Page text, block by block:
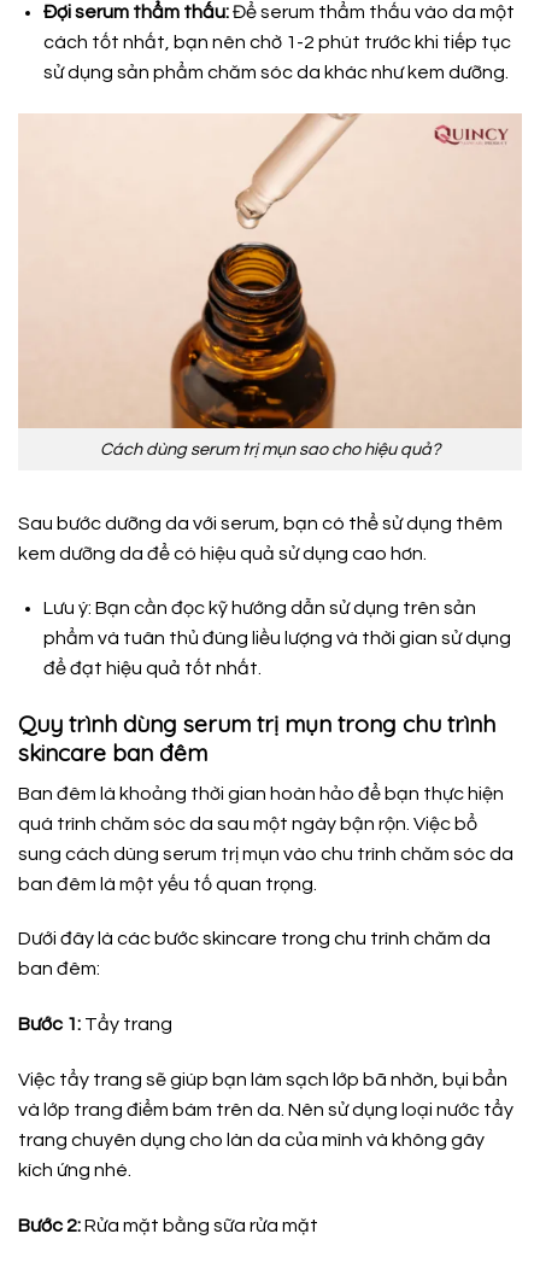
Đợi serum thẩm thấu:Để serum thẩm thấu vào da một
cách tốt nhất, bạn nên chờ 1-2 phút trước khi tiếp tục
sử dụng sản phẩm chăm sóc da khác như kem dưỡng.
Cách dùng serum trị mụn sao cho hiệu quả?
Sau bước dưỡng da với serum, bạn có thể sử dụng thêm
kem dưỡng da để có hiệu quả sử dụng cao hơn.
Lưu ý: Bạn cần đọc kỹ hướng dẫn sử dụng trên sản
phẩm và tuân thủ đúng liều lượng và thời gian sử dụng
để đạt hiệu quả tốt nhất.
Quy trình dùng serum trị mụn trong chu trình
skincare ban đêm
Ban đêm là khoảng thời gian hoàn hảo để bạn thực hiện
quá trình chăm sóc da sau một ngày bận rộn. Việc bổ
sung cách dùng serum trị mụn vào chu trình chăm sóc da
ban đêm là một yếu tố quan trọng.
Dưới đây là các bước skincare trong chu trình chăm da
ban đêm:
Bước 1: Tẩy trang
Việc tẩy trang sẽ giúp bạn làm sạch lớp bã nhờn, bụi bẩn
và lớp trang điểm bám trên da. Nên sử dụng loại nước tẩy
trang chuyên dụng cho làn da của mình và không gây
kích ứng nhé.
Bước 2:Rửa mặt bằng sữa rửa mặt